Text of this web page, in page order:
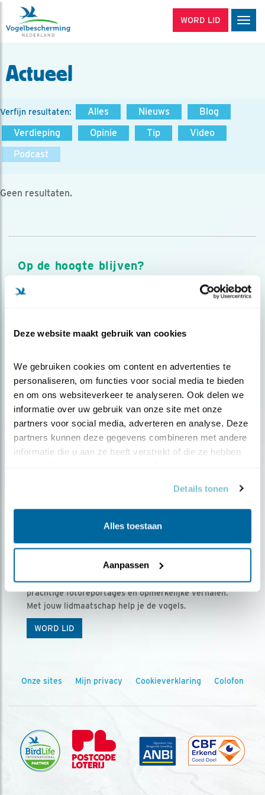
Deze website maakt gebruik van cookies
We gebruiken cookies om content en advertenties te
personaliseren, om functies voor social media te bieden
en om ons websiteverkeer te analyseren. Ook delen we
informatie over uw gebruik van onze site met onze
partners voor social media, adverteren en analyse. Deze
partners kunnen deze gegevens combineren met andere
informatie die u aan ze heeft verstrekt of die ze hebben
Details tonen
Alles toestaan
Aanpassen
WORD LID
Actueel
Verfijn resultaten: Alles Nieuws
Blog
Verdieping
Opinie Tip
Video
Podcast
Geen resultaten.
Op de hoogte blijven?
Meld je aan en ontvang nieuws, inspiratie, acties en tips
over vogels en activiteiten van Vogelbescherming.
Ontvang 5 x Vogels voor € 36,00 per jaar
Vogels is het tijdschrift voor onze leden, met
prachtige fotoreportages en opmerkelijke verhalen.
Met jouw lidmaatschap help je de vogels.
WORD LID
Onze sites Mijn privacy Cookieverklaring Colofon